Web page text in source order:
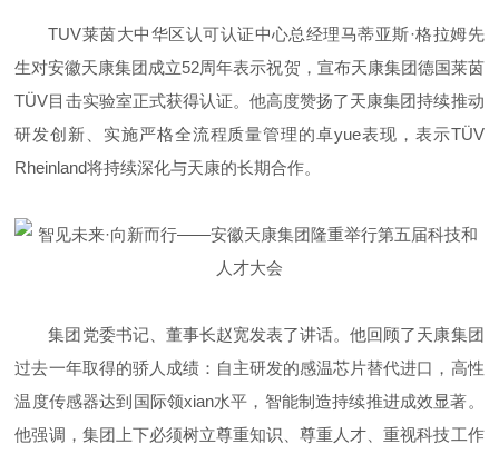
TUV莱茵大中华区认可认证中心总经理马蒂亚斯·格拉姆先
生对安徽天康集团成立52周年表示祝贺，宣布天康集团德国莱茵
TÜV目击实验室正式获得认证。他高度赞扬了天康集团持续推动
研发创新、实施严格全流程质量管理的卓yue表现，表示TÜV
Rheinland将持续深化与天康的长期合作。
集团党委书记、董事长赵宽发表了讲话。他回顾了天康集团
过去一年取得的骄人成绩：自主研发的感温芯片替代进口，高性
温度传感器达到国际领xian水平，智能制造持续推进成效显著。
他强调，集团上下必须树立尊重知识、尊重人才、重视科技工作